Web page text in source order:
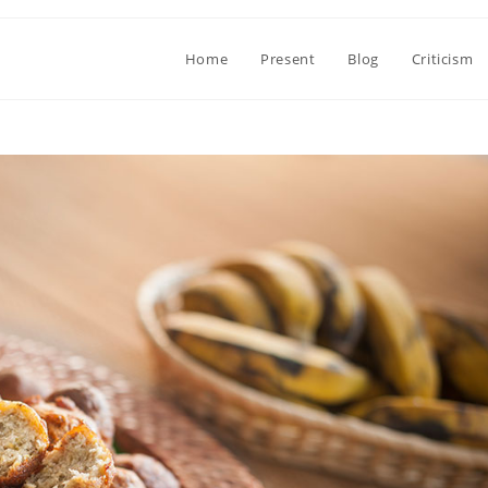
Home Present Blog Criticism